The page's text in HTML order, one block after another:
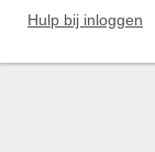
Hulp bij inloggen